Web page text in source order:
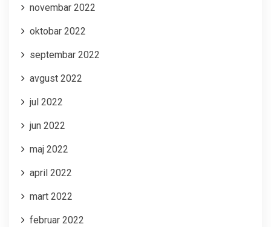
novembar 2022
oktobar 2022
septembar 2022
avgust 2022
jul 2022
jun 2022
maj 2022
april 2022
mart 2022
februar 2022